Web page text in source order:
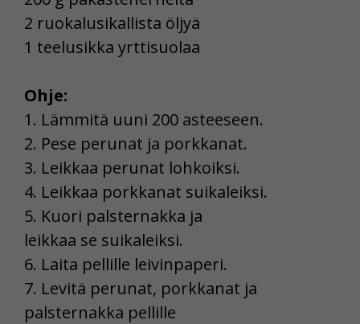
2 ruokalusikallista öljyä
1 teelusikka yrttisuolaa
Ohje:
1. Lämmitä uuni 200 asteeseen.
2. Pese perunat ja porkkanat.
3. Leikkaa perunat lohkoiksi.
4. Leikkaa porkkanat suikaleiksi.
5. Kuori palsternakka ja
leikkaa se suikaleiksi.
6. Laita pellille leivinpaperi.
7. Levitä perunat, porkkanat ja
palsternakka pellille